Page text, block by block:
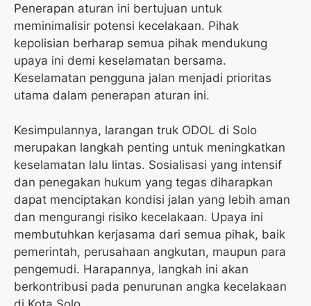
Penerapan aturan ini bertujuan untuk
meminimalisir potensi kecelakaan. Pihak
kepolisian berharap semua pihak mendukung
upaya ini demi keselamatan bersama.
Keselamatan pengguna jalan menjadi prioritas
utama dalam penerapan aturan ini.
Kesimpulannya, larangan truk ODOL di Solo
merupakan langkah penting untuk meningkatkan
keselamatan lalu lintas. Sosialisasi yang intensif
dan penegakan hukum yang tegas diharapkan
dapat menciptakan kondisi jalan yang lebih aman
dan mengurangi risiko kecelakaan. Upaya ini
membutuhkan kerjasama dari semua pihak, baik
pemerintah, perusahaan angkutan, maupun para
pengemudi. Harapannya, langkah ini akan
berkontribusi pada penurunan angka kecelakaan